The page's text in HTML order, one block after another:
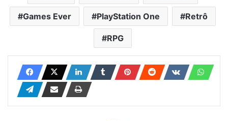
Games Ever PlayStation One Retrô
RPG